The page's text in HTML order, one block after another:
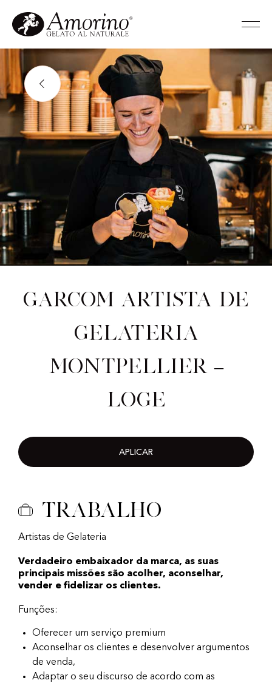
Garcom artista de
gelateria
Montpellier –
Loge
APLICAR
Trabalho
Artistas de Gelateria
Verdadeiro embaixador da marca, as suas
principais missões são acolher, aconselhar,
vender e fidelizar os clientes.
Funções:
Oferecer um serviço premium
Aconselhar os clientes e desenvolver argumentos
de venda,
Adaptar o seu discurso de acordo com as